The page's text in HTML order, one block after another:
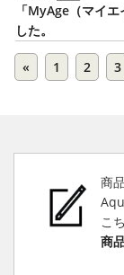
「MyAge（マイ
した。
« 1 2 3
商
こ
商